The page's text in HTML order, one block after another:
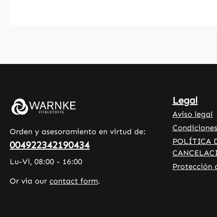
alemana - Made in Germany •
Complementos alimenticios de
alta calidad fabricados en
Alemania • Producido conforme a
los estándares HACCP de calidad
e higiene • Sin aditivos ni
beneficios: La vitamina K
Orden y asesoramiento en virtud de:
004922342190434
Lu-Vi, 08:00 - 16:00
Or via our contact form.
Legal
Aviso legal
POLÍTICA
Protección